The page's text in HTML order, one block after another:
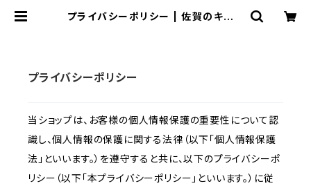
プライバシーポリシー | 佐賀のキムチ
プライバシーポリシー
当ショップは、お客様の個人情報保護の重要性について認
識し、個人情報の保護に関する法律（以下「個人情報保護
法」といいます。）を遵守すると共に、以下のプライバシーポ
リシー（以下「本プライバシーポリシー」といいます。）に従